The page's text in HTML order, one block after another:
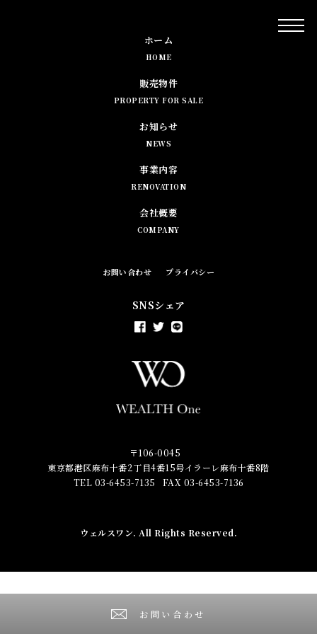
お問い合わせ
ホーム
HOME
販売物件
PROPERTY FOR SALE
お知らせ
NEWS
事業内容
RENOVATION
会社概要
COMPANY
お問い合わせ プライバシー
SNSシェア
〒106-0045
東京都港区麻布十番2丁目4番15号イラーレ麻布十番8階
TEL 03-6453-7135
FAX 03-6453-7136
ウェルスワン. All Rights Reserved.